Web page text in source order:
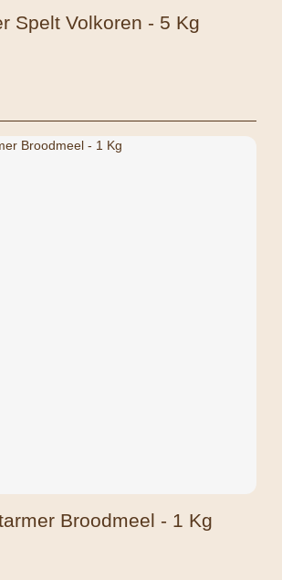
Spelt Volkoren - 5 Kg
Broodmeel - 1 Kg